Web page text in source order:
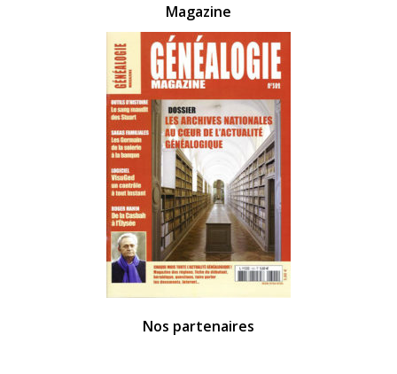
Magazine
Nos partenaires